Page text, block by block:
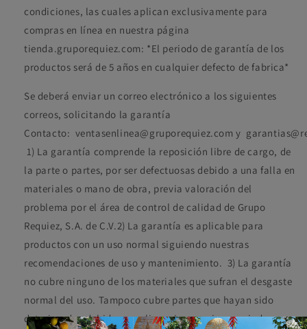
condiciones, las cuales aplican exclusivamente para
compras en línea en nuestra página
tienda.gruporequiez.com: *El periodo de garantía de los
productos será de 5 años en cualquier defecto de fabrica*
Se deberá enviar un correo electrónico a los siguientes
correos, solicitando la garantía
Contacto: ventasenlinea@gruporequiez.com y
1) La garantía comprende la reposición libre de cargo, de
la parte o partes, por ser defectuosas debido a una falla en
materiales o mano de obra, previa valoración del
problema por el área de control de calidad de Grupo
Requiez, S.A. de C.V.2) La garantía es aplicable para
productos con un uso normal siguiendo nuestras
recomendaciones de uso y mantenimiento. 3) La garantía
no cubre ninguno de los materiales que sufran el desgaste
normal del uso. Tampoco cubre partes que hayan sido
deterioradas debido a negligencias, uso inapropiado,